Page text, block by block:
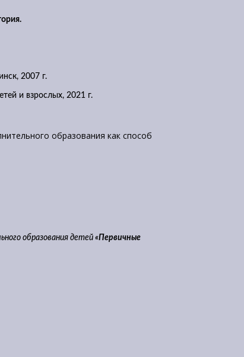
2007 г.
и взрослых, 2021 г.
образования как способ
образования детей«Первичные